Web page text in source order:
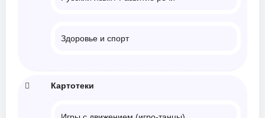
Здоровье и спорт
Картотеки